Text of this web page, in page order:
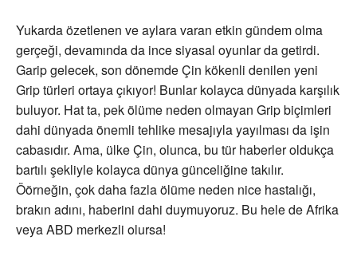
Yukarda özetlenen ve aylara varan etkin gündem olma
gerçeği, devamında da ince siyasal oyunlar da getirdi.
Garip gelecek, son dönemde Çin kökenli denilen yeni
Grip türleri ortaya çıkıyor! Bunlar kolayca dünyada karşılık
buluyor. Hat ta, pek ölüme neden olmayan Grip biçimleri
dahi dünyada önemli tehlike mesajıyla yayılması da işin
cabasıdır. Ama, ülke Çin, olunca, bu tür haberler oldukça
bartılı şekliyle kolayca dünya günceliğine takılır.
Öörneğin, çok daha fazla ölüme neden nice hastalığı,
brakın adını, haberini dahi duymuyoruz. Bu hele de Afrika
veya ABD merkezli olursa!